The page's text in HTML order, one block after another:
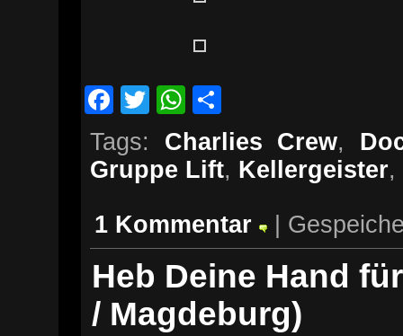
Facebook
TwitterWhatsApp
Tags: Charlies Crew,
Gruppe Lift, Kellergeister,
1 Kommentar |
Heb Deine Hand
/ Magdeburg)